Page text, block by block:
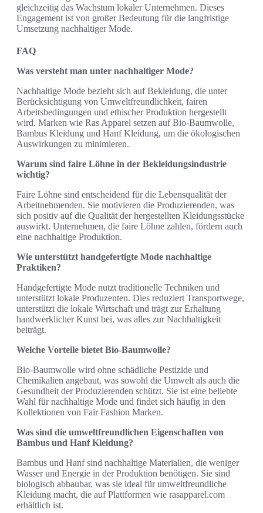
gleichzeitig das Wachstum lokaler Unternehmen. Dieses
Engagement ist von großer Bedeutung für die langfristige
Umsetzung nachhaltiger Mode.
FAQ
Was versteht man unter nachhaltiger Mode?
Nachhaltige Mode bezieht sich auf Bekleidung, die unter
Berücksichtigung von Umweltfreundlichkeit, fairen
Arbeitsbedingungen und ethischer Produktion hergestellt
wird. Marken wie Ras Apparel setzen auf Bio-Baumwolle,
Bambus Kleidung und Hanf Kleidung, um die ökologischen
Auswirkungen zu minimieren.
Warum sind faire Löhne in der Bekleidungsindustrie
wichtig?
Faire Löhne sind entscheidend für die Lebensqualität der
Arbeitnehmenden. Sie motivieren die Produzierenden, was
sich positiv auf die Qualität der hergestellten Kleidungsstücke
auswirkt. Unternehmen, die faire Löhne zahlen, fördern auch
eine nachhaltige Produktion.
Wie unterstützt handgefertigte Mode nachhaltige
Praktiken?
Handgefertigte Mode nutzt traditionelle Techniken und
unterstützt lokale Produzenten. Dies reduziert Transportwege,
unterstützt die lokale Wirtschaft und trägt zur Erhaltung
handwerklicher Kunst bei, was alles zur Nachhaltigkeit
beiträgt.
Welche Vorteile bietet Bio-Baumwolle?
Bio-Baumwolle wird ohne schädliche Pestizide und
Chemikalien angebaut, was sowohl die Umwelt als auch die
Gesundheit der Produzierenden schützt. Sie ist eine beliebte
Wahl für nachhaltige Mode und findet sich häufig in den
Kollektionen von Fair Fashion Marken.
Was sind die umweltfreundlichen Eigenschaften von
Bambus und Hanf Kleidung?
Bambus und Hanf sind nachhaltige Materialien, die weniger
Wasser und Energie in der Produktion benötigen. Sie sind
biologisch abbaubar, was sie ideal für umweltfreundliche
Kleidung macht, die auf Plattformen wie rasapparel.com
erhältlich ist.